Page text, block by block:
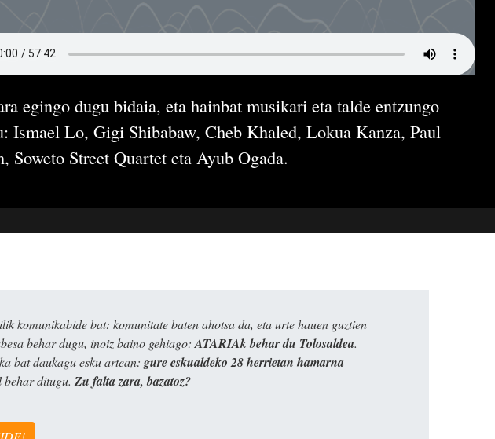
egingo dugu bidaia, eta hainbat musikari eta talde entzungo
Ismael Lo, Gigi Shibabaw, Cheb Khaled, Lokua Kanza, Paul
Soweto Street Quartet eta Ayub Ogada.
komunikabide bat: komunitate baten ahotsa da, eta urte hauen guztien
behar dugu, inoiz baino gehiago: ATARIAk behar du Tolosaldea.
bat daukagu esku artean: gure eskualdeko 28 herrietan hamarna
behar ditugu. Zu falta zara, bazatoz?